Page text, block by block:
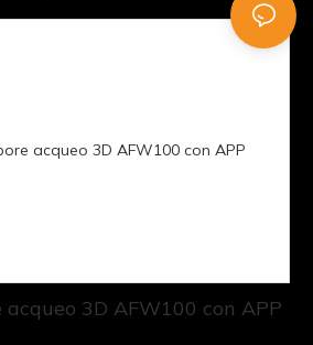
3D AFW100 con APP